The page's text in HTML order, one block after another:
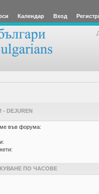
Календар Вход
DEJUREN
във форума:
ПО ЧАСОВЕ